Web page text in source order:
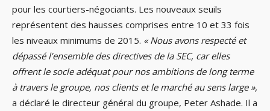
pour les courtiers-négociants. Les nouveaux seuils
représentent des hausses comprises entre 10 et 33 fois
les niveaux minimums de 2015. « Nous avons respecté et
dépassé l’ensemble des directives de la SEC, car elles
offrent le socle adéquat pour nos ambitions de long terme
à travers le groupe, nos clients et le marché au sens large »,
a déclaré le directeur général du groupe, Peter Ashade. Il a